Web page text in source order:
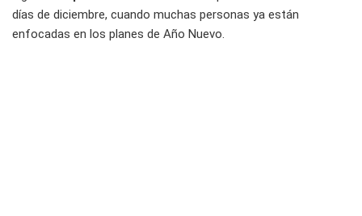
días de diciembre, cuando muchas personas ya están
enfocadas en los planes de Año Nuevo.